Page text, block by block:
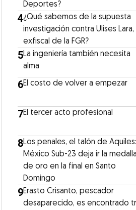
Deportes?
4¿Qué sabemos de la supuesta
investigación contra Ulises Lara,
exfiscal de la FGR?
5La ingeniería también necesita
alma
6El costo de volver a empezar
7El tercer acto profesional
8Los penales, el talón de Aquiles:
México Sub-23 deja ir la medalla
de oro en la final en Santo
Domingo
9Erasto Crisanto, pescador
desaparecido, es encontrado